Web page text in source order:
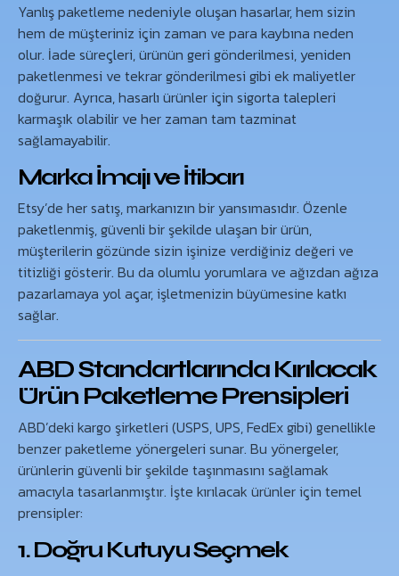
Yanlış paketleme nedeniyle oluşan hasarlar, hem sizin
hem de müşteriniz için zaman ve para kaybına neden
olur. İade süreçleri, ürünün geri gönderilmesi, yeniden
paketlenmesi ve tekrar gönderilmesi gibi ek maliyetler
doğurur. Ayrıca, hasarlı ürünler için sigorta talepleri
karmaşık olabilir ve her zaman tam tazminat
sağlamayabilir.
Marka İmajı ve İtibarı
Etsy’de her satış, markanızın bir yansımasıdır. Özenle
paketlenmiş, güvenli bir şekilde ulaşan bir ürün,
müşterilerin gözünde sizin işinize verdiğiniz değeri ve
titizliği gösterir. Bu da olumlu yorumlara ve ağızdan ağıza
pazarlamaya yol açar, işletmenizin büyümesine katkı
sağlar.
ABD Standartlarında Kırılacak
Ürün Paketleme Prensipleri
ABD’deki kargo şirketleri (USPS, UPS, FedEx gibi) genellikle
benzer paketleme yönergeleri sunar. Bu yönergeler,
ürünlerin güvenli bir şekilde taşınmasını sağlamak
amacıyla tasarlanmıştır. İşte kırılacak ürünler için temel
prensipler:
1. Doğru Kutuyu Seçmek